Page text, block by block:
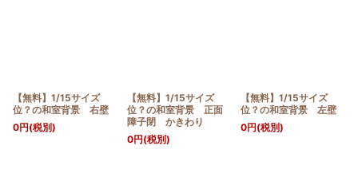
【無料】1/15サイズ
位？の和室背景 右壁
0円(税別)
【無料】1/15サイズ
位？の和室背景 正面
障子閉 かきわり
0円(税別)
【無料】1/15サイズ
位？の和室背景 左壁
0円(税別)